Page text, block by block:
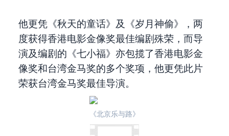
他更凭《秋天的童话》及《岁月神偷》，两
度获得香港电影金像奖最佳编剧殊荣，而导
演及编剧的《七小福》亦包揽了香港电影金
像奖和台湾金马奖的多个奖项，他更凭此片
荣获台湾金马奖最佳导演。
《北京乐与路》